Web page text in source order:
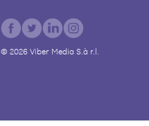
© 2026Viber Media S.à r.l.